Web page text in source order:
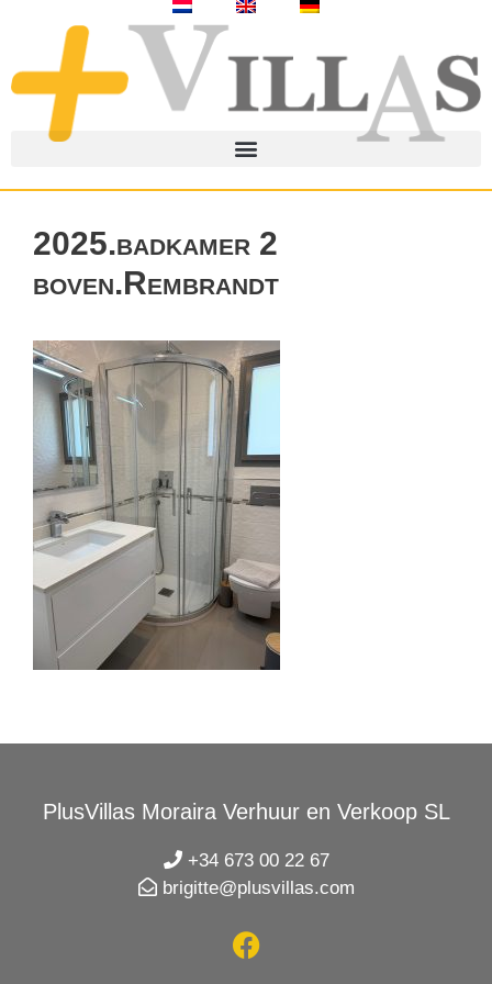
2025.badkamer 2
boven.Rembrandt
PlusVillas Moraira Verhuur en Verkoop SL
+34 673 00 22 67
brigitte@plusvillas.com